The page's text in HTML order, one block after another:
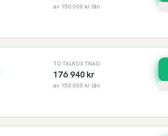
av 150 000 kr lån
TOTALKOSTNAD
176 940 kr
av 150 000 kr lån